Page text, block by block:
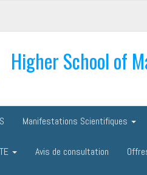
Higher School of
Manifestations Scientifiques
Avis de consultation